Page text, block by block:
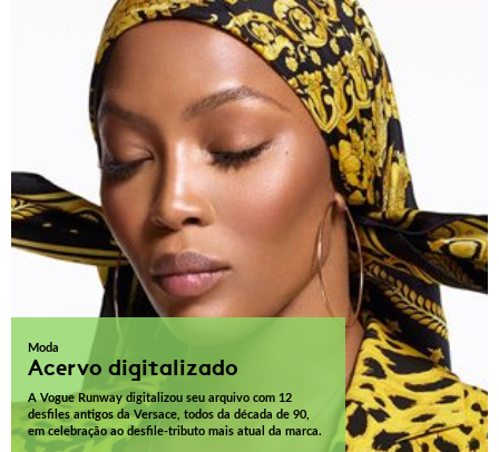
Moda
Acervo digitalizado
A Vogue Runway digitalizou seu arquivo com 12
desfiles antigos da Versace, todos da década de 90,
em celebração ao desfile-tributo mais atual da marca.